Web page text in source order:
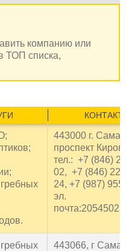
компанию или
ТОП списка,
443000 г.
проспект
тел.: +7 (846)
02, +7 (846)
24, +7 (987)
эл.
443066, г